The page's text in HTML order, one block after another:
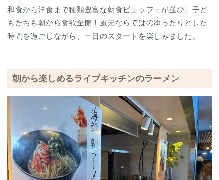
和食から洋食まで種類豊富な朝食ビュッフェが並び、子ど
もたちも朝から食欲全開！旅先ならではのゆったりとした
時間を過ごしながら、一日のスタートを楽しみました。
朝から楽しめるライブキッチンのラーメン